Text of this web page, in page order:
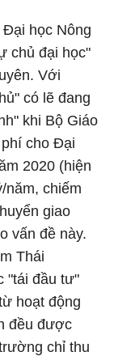
học Nông
chủ đại học"
Với
có lẽ đang
khi Bộ Giáo
cho Đại
2020 (hiện
năm, chiếm
giao
vấn đề này.
Thái
"tái đầu tư"
hoạt động
đều được
chỉ thu